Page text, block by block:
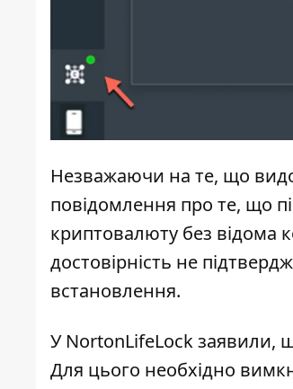
Незважаючи на те, що
повідомлення про те, що
криптовалюту без відома
достовірність не
встановлення.
У NortonLifeLock заявили,
Для цього необхідно